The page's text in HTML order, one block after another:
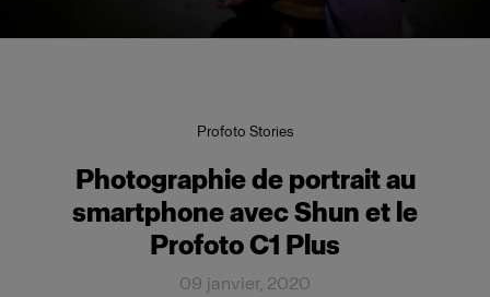
Profoto Stories
Photographie de portrait au
smartphone avec Shun et le
Profoto C1 Plus
09 janvier, 2020